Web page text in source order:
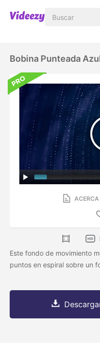
Bobina Punteada
Este fondo de movimiento
puntos en espiral sobre un